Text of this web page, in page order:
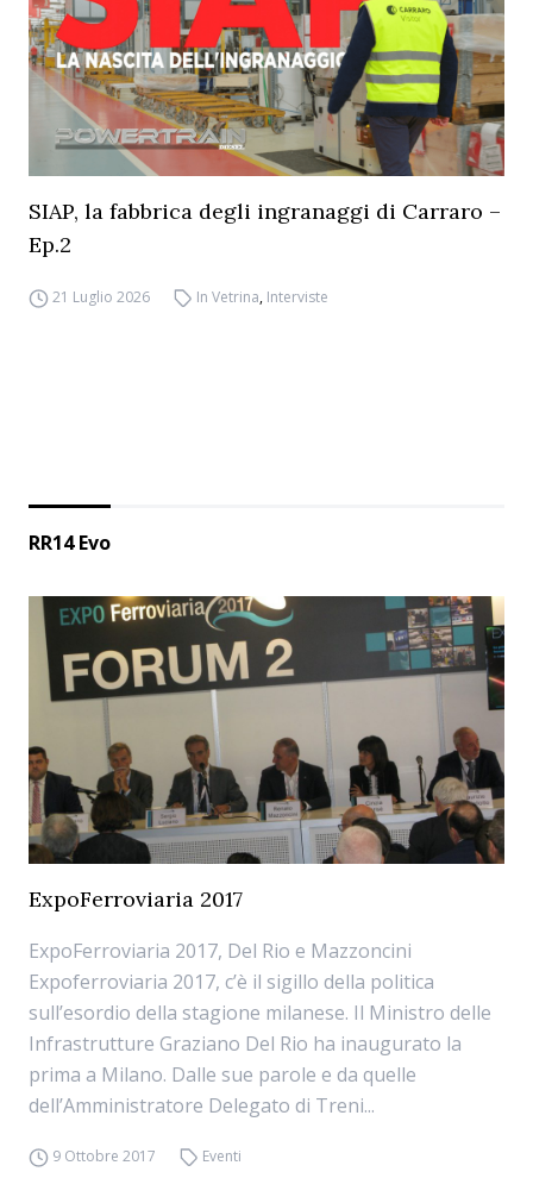
SIAP, la fabbrica degli ingranaggi di Carraro –
Ep.2
21 Luglio 2026 In Vetrina, Interviste
RR14 Evo
ExpoFerroviaria 2017
ExpoFerroviaria 2017, Del Rio e Mazzoncini
Expoferroviaria 2017, c’è il sigillo della politica
sull’esordio della stagione milanese. Il Ministro delle
Infrastrutture Graziano Del Rio ha inaugurato la
prima a Milano. Dalle sue parole e da quelle
dell’Amministratore Delegato di Treni...
9 Ottobre 2017 Eventi